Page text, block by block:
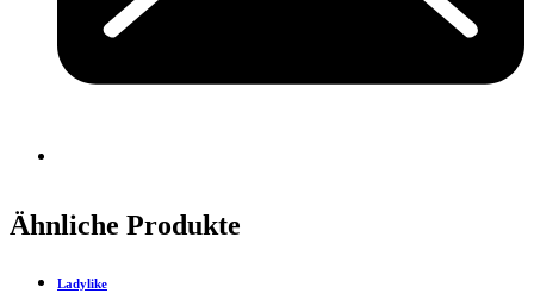
Ähnliche Produkte
Ladylike